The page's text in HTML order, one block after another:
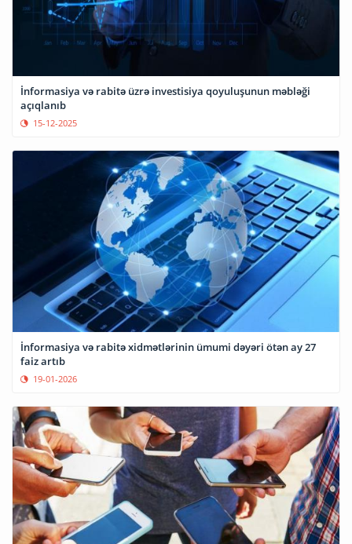
İnformasiya və rabitə üzrə investisiya qoyuluşunun məbləği
açıqlanıb
15-12-2025
İnformasiya və rabitə xidmətlərinin ümumi dəyəri ötən ay 27
faiz artıb
19-01-2026